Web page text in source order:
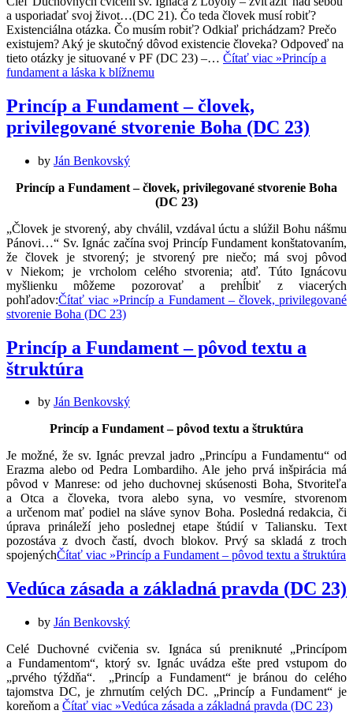
a usporiadať svoj život…(DC 21). Čo teda človek musí robiť?
Existenciálna otázka. Čo musím robiť? Odkiaľ prichádzam? Prečo
existujem? Aký je skutočný dôvod existencie človeka? Odpoveď na
tieto otázky je situované v PF (DC 23) –… Čítať viac »Princíp a
fundament a láska k blížnemu
Princíp a Fundament – človek,
privilegované stvorenie Boha (DC 23)
by Ján Benkovský
Princíp a Fundament – človek, privilegované stvorenie Boha
(DC 23)
„Človek je stvorený, aby chválil, vzdával úctu a slúžil Bohu nášmu
Pánovi…“ Sv. Ignác začína svoj Princíp Fundament konštatovaním,
že človek je stvorený; je stvorený pre niečo; má svoj pôvod
v Niekom; je vrcholom celého stvorenia; atď. Túto Ignácovu
myšlienku môžeme pozorovať a prehĺbiť z viacerých
pohľadov:Čítať viac »Princíp a Fundament – človek, privilegované
stvorenie Boha (DC 23)
Princíp a Fundament – pôvod textu a
štruktúra
by Ján Benkovský
Princíp a Fundament – pôvod textu a štruktúra
Je možné, že sv. Ignác prevzal jadro „Princípu a Fundamentu“ od
Erazma alebo od Pedra Lombardiho. Ale jeho prvá inšpirácia má
pôvod v Manrese: od jeho duchovnej skúsenosti Boha, Stvoriteľa
a Otca a človeka, tvora alebo syna, vo vesmíre, stvorenom
a určenom mať podiel na sláve synov Boha. Posledná redakcia, či
úprava prináleží jeho poslednej etape štúdií v Taliansku. Text
pozostáva z dvoch častí, dvoch blokov. Prvý sa skladá z troch
spojenýchČítať viac »Princíp a Fundament – pôvod textu a štruktúra
Vedúca zásada a základná pravda (DC 23)
by Ján Benkovský
Celé Duchovné cvičenia sv. Ignáca sú preniknuté „Princípom
a Fundamentom“, ktorý sv. Ignác uvádza ešte pred vstupom do
„prvého týždňa“. „Princíp a Fundament“ je bránou do celého
tajomstva DC, je zhrnutím celých DC. „Princíp a Fundament“ je
koreňom a Čítať viac »Vedúca zásada a základná pravda (DC 23)